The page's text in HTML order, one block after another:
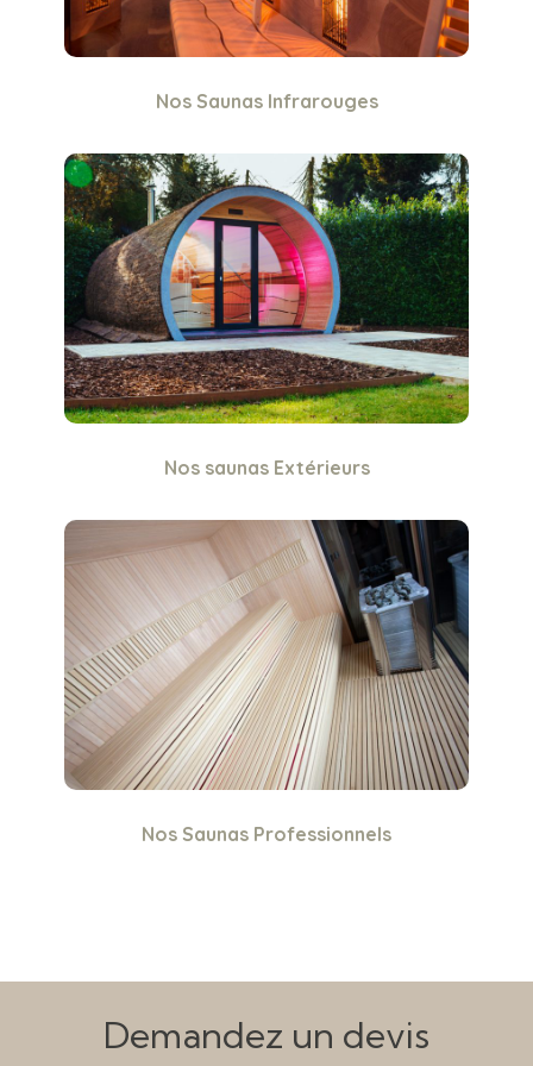
Nos Saunas Infrarouges
Nos saunas Extérieurs
Nos Saunas Professionnels
Demandez un devis